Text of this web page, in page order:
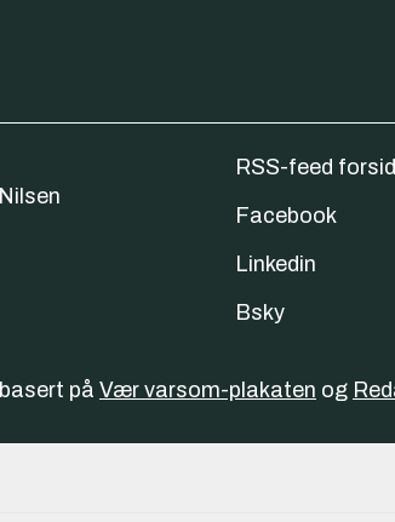
RSS-feed
Facebook
Linkedin
Bsky
på Vær varsom-plakaten og